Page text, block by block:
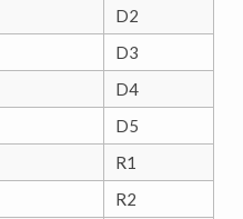
D2
D3
D4
D5
R1
R2